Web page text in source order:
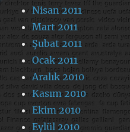
Nisan 2011
Mart 2011
Şubat 2011
Ocak 2011
Aralık 2010
Kasım 2010
Ekim 2010
Eylül 2010